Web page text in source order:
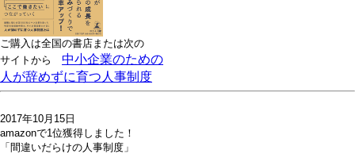
ご購入は全国の書店または次の
サイトから 中小企業のための
人が辞めずに育つ人事制度
2017年10月15日
amazonで1位獲得しました！
「間違いだらけの人事制度」